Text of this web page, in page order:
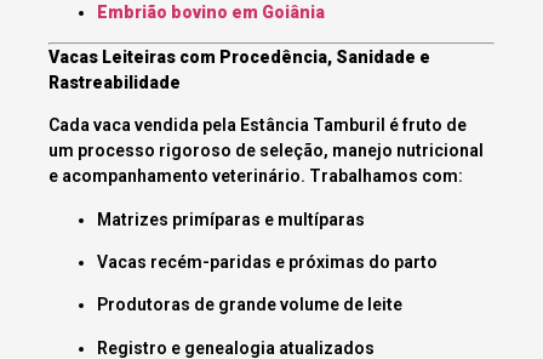
Embrião bovino em Goiânia
Vacas Leiteiras com Procedência, Sanidade e
Rastreabilidade
Cada vaca vendida pela Estância Tamburil é fruto de
um processo rigoroso de seleção, manejo nutricional
e acompanhamento veterinário. Trabalhamos com:
Matrizes primíparas e multíparas
Vacas recém-paridas e próximas do parto
Produtoras de grande volume de leite
Registro e genealogia atualizados